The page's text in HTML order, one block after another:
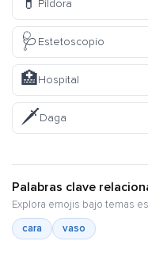
Píldora
🩺 Estetoscopio
🏥Hospital
🗡️ Daga
Palabras clave
Explora emojis bajo temas
cara
vaso